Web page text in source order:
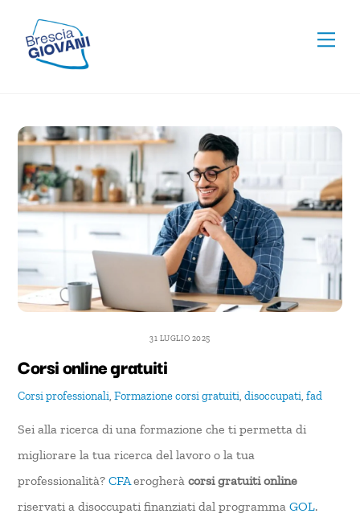
content
31 LUGLIO 2025
Corsi online gratuiti
Corsi professionali,Formazionecorsi gratuiti,disoccupati,fad
Sei alla ricerca di una formazione che ti permetta di
migliorare la tua ricerca del lavoro o la tua
professionalità?CFAerogheràcorsi gratuiti online
riservati a disoccupati finanziati dal programmaGOL.